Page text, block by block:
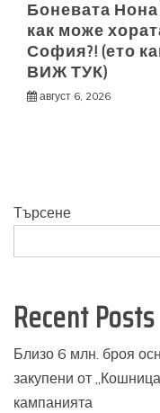
Боневата
как може
София?! (ето
ВИЖ ТУК)
август 6, 2026
Търсене
Recent Posts
Близо 6 млн. броя
закупени от
кампанията